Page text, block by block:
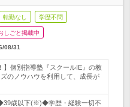
転勤なし 学歴不問
しごと掲載中
08/31
】個別指導塾『スクールIE』の教
のノウハウを利用して、成長が
歳以下(※)◆学歴・経験一切不